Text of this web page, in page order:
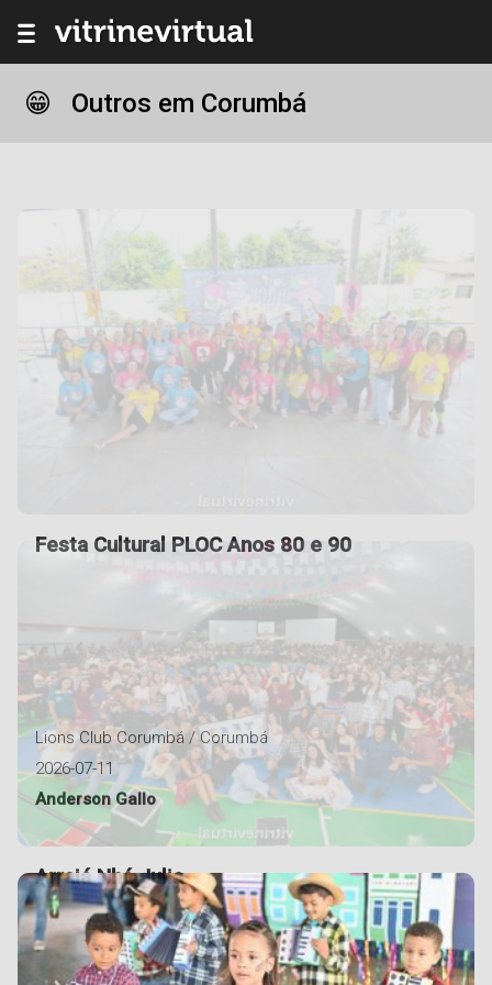
Outros em Corumbá
Festa Cultural PLOC Anos 80 e 90
Lions Club Corumbá / Corumbá
2026-07-11
Anderson Gallo
Arraiá Nhá Julia